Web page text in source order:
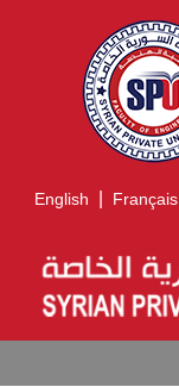
English | Français